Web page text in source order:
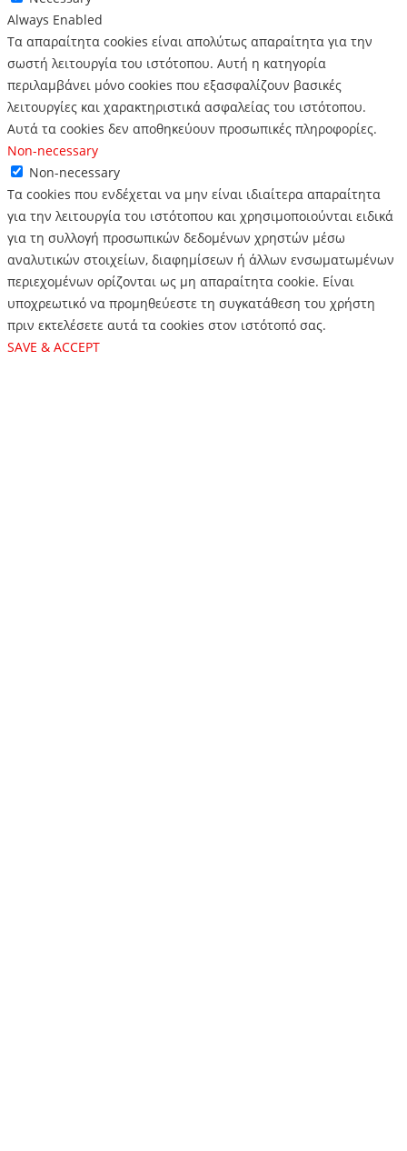
Always Enabled
Τα απαραίτητα cookies είναι απολύτως απαραίτητα για την
σωστή λειτουργία του ιστότοπου. Αυτή η κατηγορία
περιλαμβάνει μόνο cookies που εξασφαλίζουν βασικές
λειτουργίες και χαρακτηριστικά ασφαλείας του ιστότοπου.
Αυτά τα cookies δεν αποθηκεύουν προσωπικές πληροφορίες.
Non-necessary
Non-necessary
Τα cookies που ενδέχεται να μην είναι ιδιαίτερα απαραίτητα
για την λειτουργία του ιστότοπου και χρησιμοποιούνται ειδικά
για τη συλλογή προσωπικών δεδομένων χρηστών μέσω
αναλυτικών στοιχείων, διαφημίσεων ή άλλων ενσωματωμένων
περιεχομένων ορίζονται ως μη απαραίτητα cookie. Είναι
υποχρεωτικό να προμηθεύεστε τη συγκατάθεση του χρήστη
πριν εκτελέσετε αυτά τα cookies στον ιστότοπό σας.
SAVE & ACCEPT